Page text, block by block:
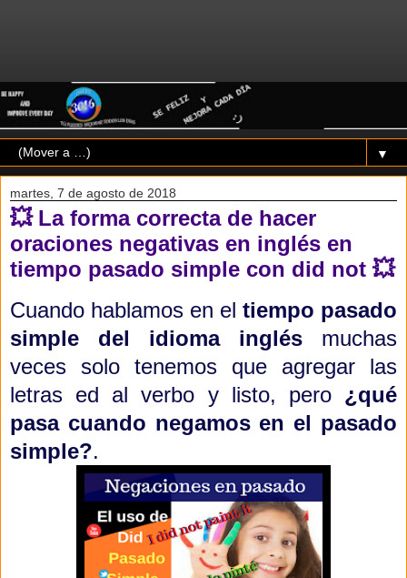
▼
martes, 7 de agosto de 2018
💥 La forma correcta de hacer
oraciones negativas en inglés en
tiempo pasado simple con did not 💥
Cuando hablamos en el tiempo pasado
simple del idioma inglés muchas
veces solo tenemos que agregar las
letras ed al verbo y listo, pero ¿qué
pasa cuando negamos en el pasado
simple?.